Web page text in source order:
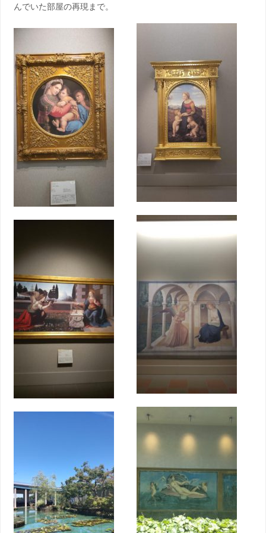
んでいた部屋の再現まで。